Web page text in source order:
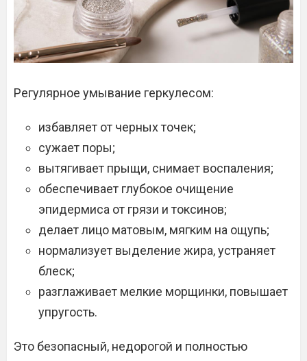
Регулярное умывание геркулесом:
избавляет от черных точек;
сужает поры;
вытягивает прыщи, снимает воспаления;
обеспечивает глубокое очищение
эпидермиса от грязи и токсинов;
делает лицо матовым, мягким на ощупь;
нормализует выделение жира, устраняет
блеск;
разглаживает мелкие морщинки, повышает
упругость.
Это безопасный, недорогой и полностью